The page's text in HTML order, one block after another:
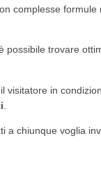
complesse
possibile trovare
visitatore in
a chiunque voglia